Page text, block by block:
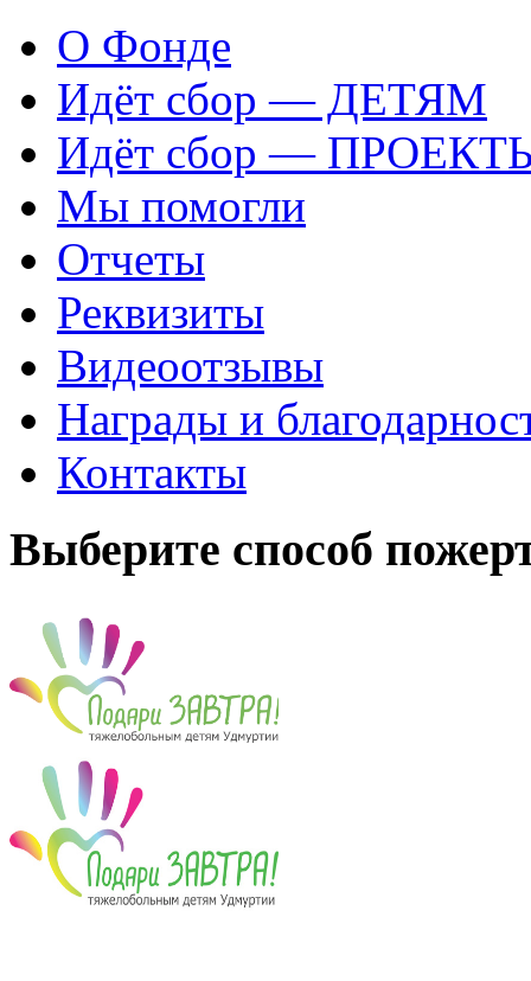
О Фонде
Идёт сбор — ДЕТЯМ
Идёт сбор —
Мы помогли
Отчеты
Реквизиты
Видеоотзывы
Награды и
Контакты
Выберите способ